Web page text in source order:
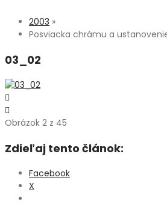
2003 »
Posviacka chrámu a
03_02
Obrázok 2 z 45
Zdieľaj tento článok:
Facebook
X